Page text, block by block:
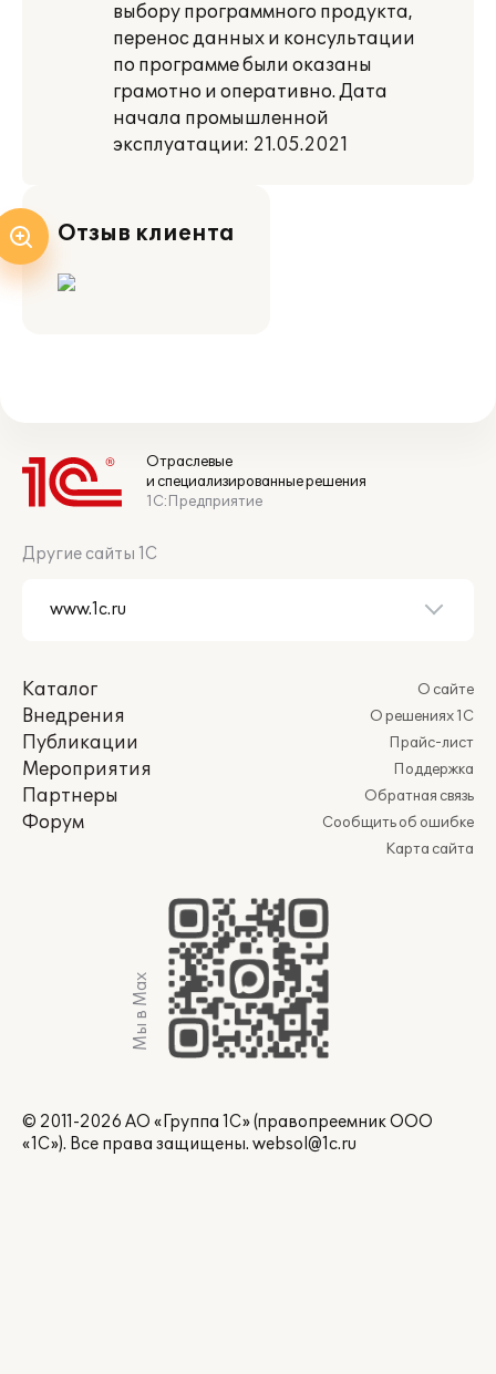
выбору программного продукта,
перенос данных и консультации
по программе были оказаны
грамотно и оперативно. Дата
начала промышленной
эксплуатации: 21.05.2021
Отзыв клиента
Отраслевые
и специализированные решения
1С:Предприятие
Другие сайты 1С
Каталог
Внедрения
Публикации
Мероприятия
Партнеры
Форум
О сайте
О решениях 1С
Прайс-лист
Поддержка
Обратная связь
Сообщить об ошибке
Карта сайта
Мы в Max
© 2011-2026 АО «Группа 1С» (правопреемник ООО
«1С»). Все права защищены. websol@1c.ru